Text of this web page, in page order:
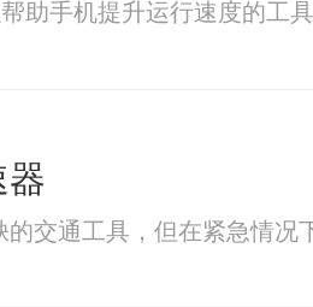
助手机提升运行速度的工
器
交通工具，但在紧急情